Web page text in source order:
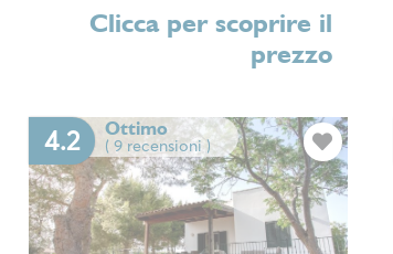
Clicca per scoprire il
prezzo
4.2 Ottimo
( 9 recensioni )
Previous Next